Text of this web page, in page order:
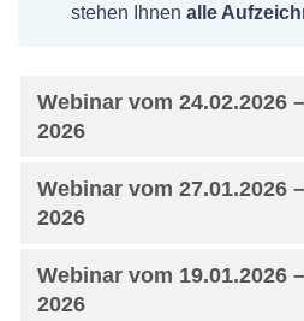
stehen Ihnen alle
Webinar vom 24.02.2026
2026
Webinar vom 27.01.2026
2026
Webinar vom 19.01.2026
2026